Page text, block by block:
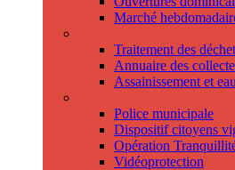
Marché
Traitement des
Annuaire des
Assainissement et
Police municipale
Dispositif citoyens
Opération
Vidéoprotection